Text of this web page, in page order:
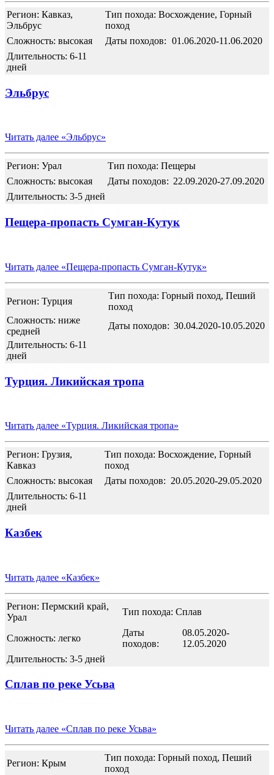
Регион: Кавказ,
Эльбрус
Тип похода: Восхождение, Горный
поход
Сложность: высокая
Даты походов: 01.06.2020-11.06.2020
Длительность: 6-11
дней
Эльбрус
Читать далее «Эльбрус»
Регион: Урал
Тип похода: Пещеры
Сложность: высокая
Даты походов: 22.09.2020-27.09.2020
Длительность: 3-5 дней
Пещера-пропасть Сумган-Кутук
Читать далее «Пещера-пропасть Сумган-Кутук»
Регион: Турция
Тип похода: Горный поход, Пеший
поход
Сложность: ниже
средней
Даты походов: 30.04.2020-10.05.2020
Длительность: 6-11
дней
Турция. Ликийская тропа
Читать далее «Турция. Ликийская тропа»
Регион: Грузия,
Кавказ
Тип похода: Восхождение, Горный
поход
Сложность: высокая
Даты походов: 20.05.2020-29.05.2020
Длительность: 6-11
дней
Казбек
Читать далее «Казбек»
Регион: Пермский край,
Урал
Тип похода: Сплав
Сложность: легко
Даты
походов:
08.05.2020-
12.05.2020
Длительность: 3-5 дней
Сплав по реке Усьва
Читать далее «Сплав по реке Усьва»
Регион: Крым
Тип похода: Горный поход, Пеший
поход